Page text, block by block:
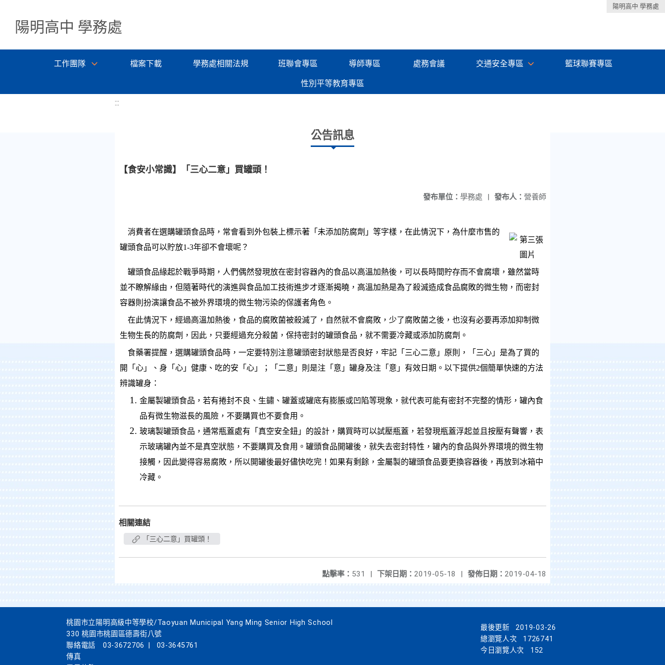
陽明高中 學務處
陽明高中 學務處
工作團隊 檔案下載 學務處相關法規 班聯會專區 導師專區 處務會議 交通安全專區 籃球聯賽專區
性別平等教育專區
:::
公告訊息
【食安小常識】「三心二意」買罐頭！
發布人： 營養師
發布單位： 學務處 |
消費者在選購罐頭食品時，常會看到外包裝上標示著「未添加防腐劑」等字樣，在此情況下，為什麼市售的
罐頭食品可以貯放1-3年卻不會壞呢？
罐頭食品緣起於戰爭時期，人們偶然發現放在密封容器內的食品以高溫加熱後，可以長時間貯存而不會腐壞，雖然當時
並不瞭解緣由，但隨著時代的演進與食品加工技術進步才逐漸揭曉，高溫加熱是為了殺滅造成食品腐敗的微生物，而密封
容器則扮演讓食品不被外界環境的微生物污染的保護者角色。
在此情況下，經過高溫加熱後，食品的腐敗菌被殺滅了，自然就不會腐敗，少了腐敗菌之後，也沒有必要再添加抑制微
生物生長的防腐劑，因此，只要經過充分殺菌，保持密封的罐頭食品，就不需要冷藏或添加防腐劑。
食藥署提醒，選購罐頭食品時，一定要特別注意罐頭密封狀態是否良好，牢記「三心二意」原則，「三心」是為了買的
開「心」、身「心」健康、吃的安「心」；「二意」則是注「意」罐身及注「意」有效日期。以下提供2個簡單快速的方法
辨識罐身：
金屬製罐頭食品，若有捲封不良、生鏽、罐蓋或罐底有膨脹或凹陷等現象，就代表可能有密封不完整的情形，罐內食
品有微生物滋長的風險，不要購買也不要食用。
玻璃製罐頭食品，通常瓶蓋處有「真空安全鈕」的設計，購買時可以試壓瓶蓋，若發現瓶蓋浮起並且按壓有聲響，表
示玻璃罐內並不是真空狀態，不要購買及食用。罐頭食品開罐後，就失去密封特性，罐內的食品與外界環境的微生物
接觸，因此變得容易腐敗，所以開罐後最好儘快吃完！如果有剩餘，金屬製的罐頭食品要更換容器後，再放到冰箱中
冷藏。
相關連結
「三心二意」買罐頭！
發佈日期： 2019-04-18
下架日期： 2019-05-18 |
點擊率： 531 |
桃園市立陽明高級中等學校/Taoyuan Municipal Yang Ming Senior High School
330 桃園市桃園區德壽街八號
聯絡電話
03-3672706
03-3645761
傳真
最後更新
2019-03-26
總瀏覽人次
1726741
今日瀏覽人次
152